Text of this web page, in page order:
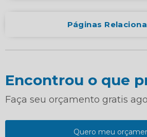
Páginas
Encontrou o que
Faça seu orçamento gratis
Quero meu